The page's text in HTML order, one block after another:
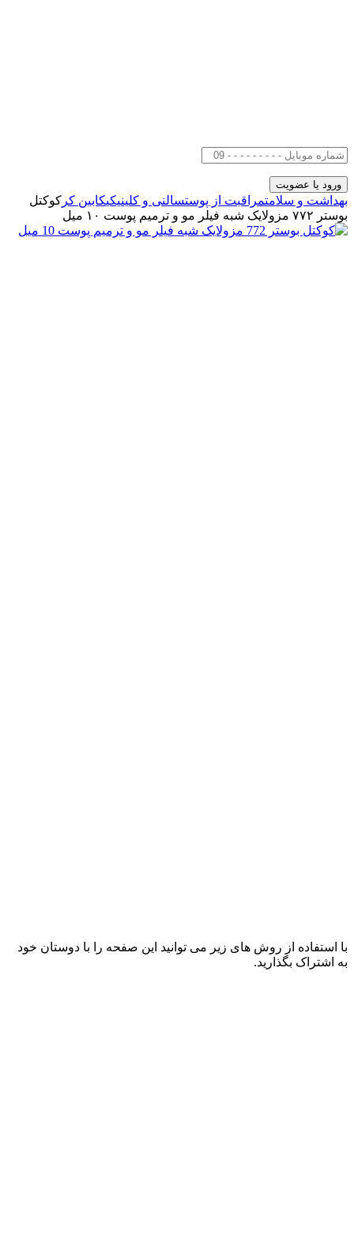
بهداشت و سلامتمراقبت از پوستسالنی و کلینیکیکابین کر کوکتل
بوستر ۷۷۲ مزولایک شبه فیلر مو و ترمیم پوست ۱۰ میل
با استفاده از روش های زیر می توانید این صفحه را با دوستان خود
به اشتراک بگذارید.